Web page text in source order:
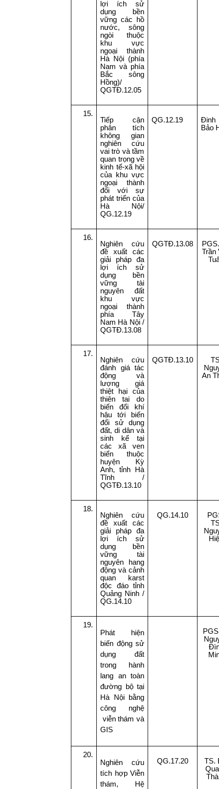
lợi ích sử
dụng bền
vững các hồ
nước, sông
ngòi thuộc
khu vực
ngoại thành
Hà Nội (phía
Nam và phía
Bắc sông
Hồng)/
QGTĐ.12.05
15.
Tiếp cận
phân tích
không gian
nghiên cứu
vai trò và tầm
quan trọng về
kinh tế-xã hội
của khu vực
ngoại thành
đối với sự
phát triển của
Hà Nội/
QG.12.19
QG.12.19
Đinh
Bảo
16.
Nghiên cứu
đề xuất các
giải pháp đa
lợi ích sử
dụng bền
vững tài
nguyên đất
khu vực
ngoại thành
phía Tây
Nam Hà Nội /
QGTĐ.13.08
QGTĐ.13.08
Trần
17.
Nghiên cứu
đánh giá tác
động và
lượng giá
thiệt hại của
thiên tai do
biến đổi khí
hậu tới biến
đổi sử dụng
đất, di dân và
sinh kế tại
các xã ven
biển thuộc
huyện Kỳ
Anh, tỉnh Hà
Tĩnh /
QGTĐ.13.10
QGTĐ.13.10
An
18.
Nghiên cứu
đề xuất các
giải pháp đa
lợi ích sử
dụng bền
vững tài
nguyên hang
động và cảnh
quan karst
độc đáo tỉnh
Quảng Ninh /
QG.14.10
QG.14.10
19.
Phát hiện
biến động sử
dụng đất
trong hành
lang an toàn
đường bộ tại
Hà Nội bằng
công nghệ
viễn thám và
GIS
20.
Nghiên cứu
tích hợp Viễn
thám, Hệ
QG.17.20
TS.